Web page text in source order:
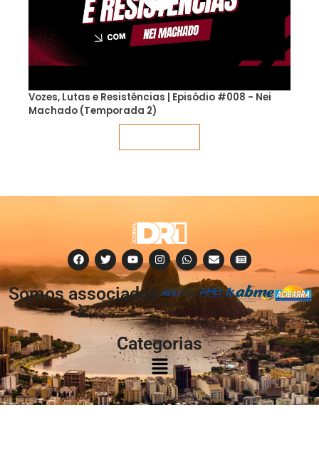
Vozes, Lutas e Resistências | Episódio #008 - Nei
Machado (Temporada 2)
Somos associados
à:
Categorias